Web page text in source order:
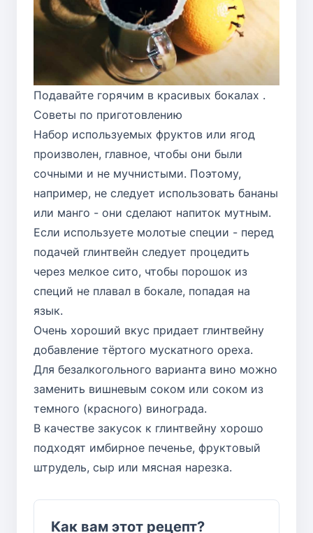
Подавайте горячим в красивых бокалах .
Советы по приготовлению
Набор используемых фруктов или ягод
произволен, главное, чтобы они были
сочными и не мучнистыми. Поэтому,
например, не следует использовать бананы
или манго - они сделают напиток мутным.
Если используете молотые специи - перед
подачей глинтвейн следует процедить
через мелкое сито, чтобы порошок из
специй не плавал в бокале, попадая на
язык.
Очень хороший вкус придает глинтвейну
добавление тёртого мускатного ореха.
Для безалкогольного варианта вино можно
заменить вишневым соком или соком из
темного (красного) винограда.
В качестве закусок к глинтвейну хорошо
подходят имбирное печенье, фруктовый
штрудель, сыр или мясная нарезка.
Как вам этот рецепт?